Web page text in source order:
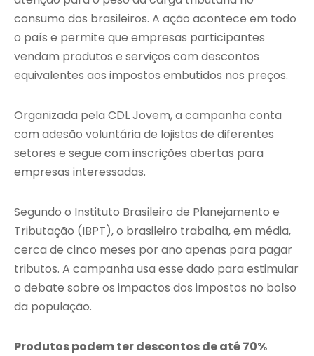
consumo dos brasileiros. A ação acontece em todo
o país e permite que empresas participantes
vendam produtos e serviços com descontos
equivalentes aos impostos embutidos nos preços.
Organizada pela CDL Jovem, a campanha conta
com adesão voluntária de lojistas de diferentes
setores e segue com inscrições abertas para
empresas interessadas.
Segundo o Instituto Brasileiro de Planejamento e
Tributação (IBPT), o brasileiro trabalha, em média,
cerca de cinco meses por ano apenas para pagar
tributos. A campanha usa esse dado para estimular
o debate sobre os impactos dos impostos no bolso
da população.
Produtos podem ter descontos de até 70%